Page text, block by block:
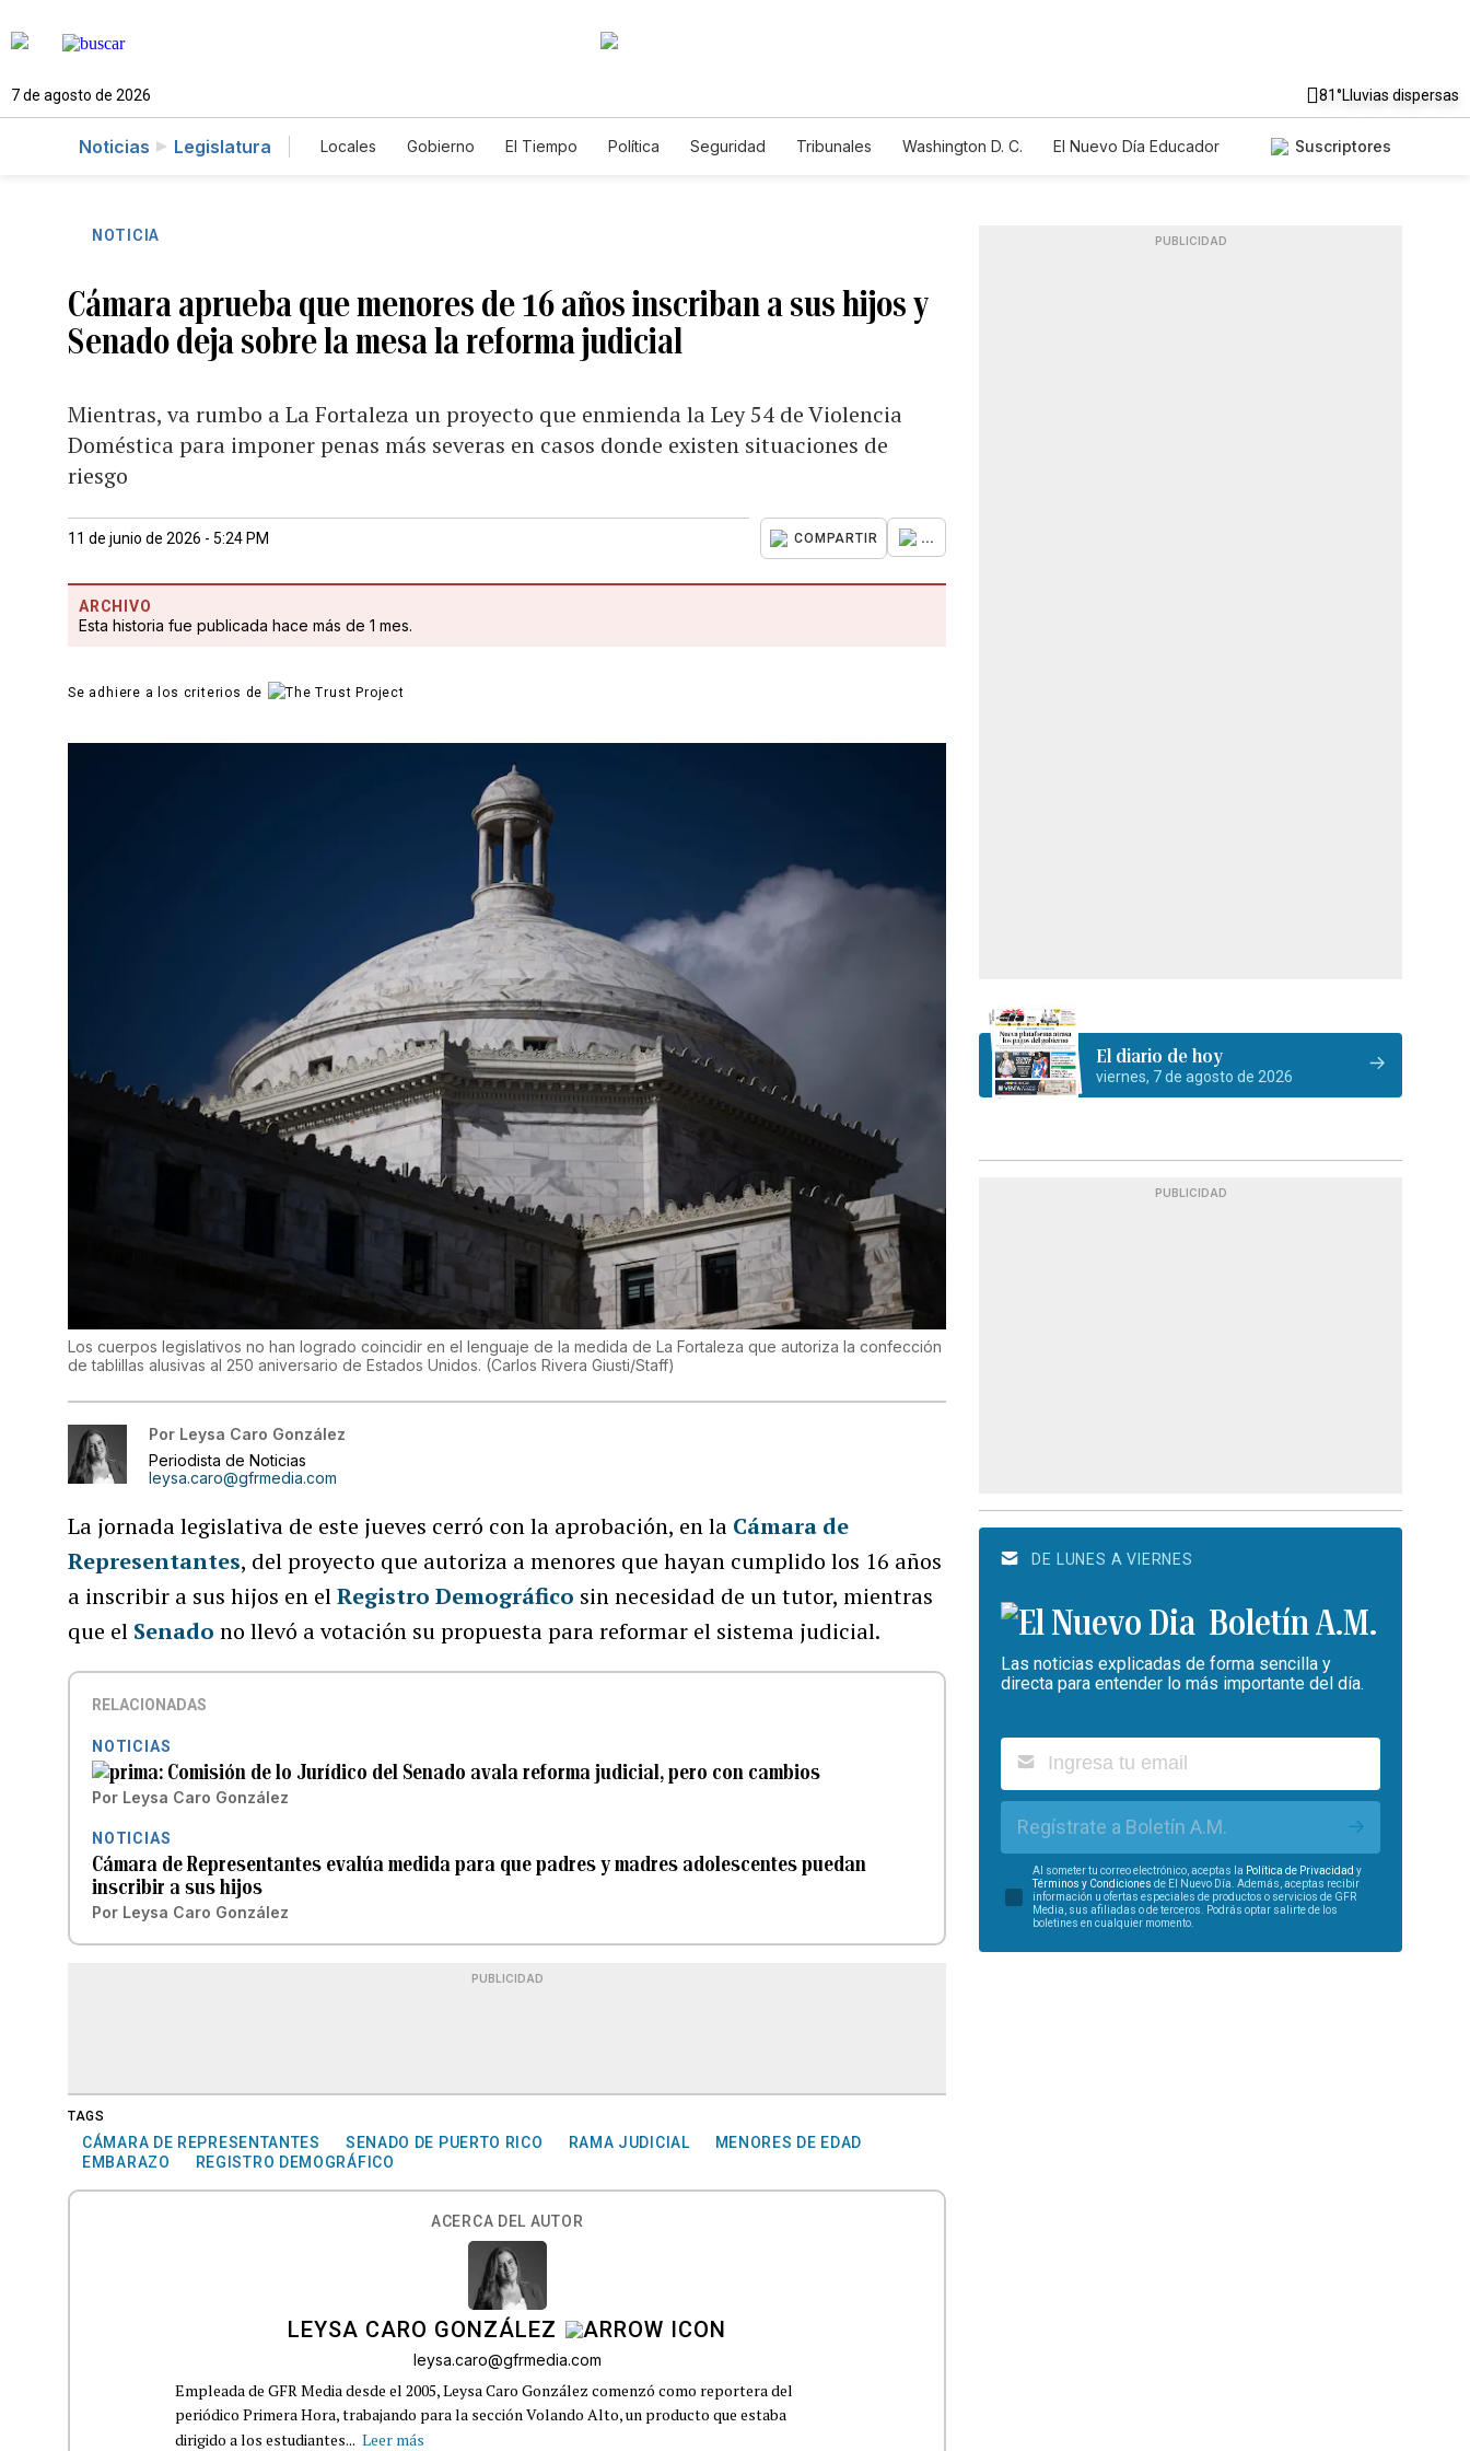
7 de agosto de 2026 81°Lluvias dispersas
Noticias Legislatura Locales Gobierno El Tiempo Política Seguridad Tribunales Washington D. C.
El Nuevo Día Educador
Suscriptores
NOTICIA
Cámara aprueba que menores de 16 años inscriban a sus hijos y
Senado deja sobre la mesa la reforma judicial
Mientras, va rumbo a La Fortaleza un proyecto que enmienda la Ley 54 de Violencia
Doméstica para imponer penas más severas en casos donde existen situaciones de
riesgo
11 de junio de 2026 - 5:24 PM COMPARTIR ...
ARCHIVO
Esta historia fue publicada hace más de 1 mes.
Se adhiere a los criterios de
Los cuerpos legislativos no han logrado coincidir en el lenguaje de la medida de La Fortaleza que autoriza la confección
de tablillas alusivas al 250 aniversario de Estados Unidos. (Carlos Rivera Giusti/Staff)
Por Leysa Caro González
Periodista de Noticias
leysa.caro@gfrmedia.com
La jornada legislativa de este jueves cerró con la aprobación, en la Cámara de
Representantes, del proyecto que autoriza a menores que hayan cumplido los 16 años
a inscribir a sus hijos en elRegistro Demográfico sin necesidad de un tutor, mientras
que el Senado no llevó a votación su propuesta para reformar el sistema judicial.
RELACIONADAS
NOTICIAS
Comisión de lo Jurídico del Senado avala reforma judicial, pero con cambios
Por Leysa Caro González
NOTICIAS
Cámara de Representantes evalúa medida para que padres y madres adolescentes puedan
inscribir a sus hijos
Por Leysa Caro González
PUBLICIDAD
TAGS
CÁMARA DE REPRESENTANTES SENADO DE PUERTO RICO RAMA JUDICIAL
MENORES DE EDAD
EMBARAZO
REGISTRO DEMOGRÁFICO
ACERCA DEL AUTOR
LEYSA CARO GONZÁLEZ
leysa.caro@gfrmedia.com
Empleada de GFR Media desde el 2005, Leysa Caro González comenzó como reportera del
periódico Primera Hora, trabajando para la sección Volando Alto, un producto que estaba
dirigido a los estudiantes... Leer más
PUBLICIDAD
El diario de hoy
viernes, 7 de agosto de 2026
PUBLICIDAD
DE LUNES A VIERNES
Boletín A.M.
Las noticias explicadas de forma sencilla y
directa para entender lo más importante del día.
Regístrate a Boletín A.M.
Al someter tu correo electrónico, aceptas la Política de Privacidad y
Términos y Condiciones de El Nuevo Día. Además, aceptas recibir
información u ofertas especiales de productos o servicios de GFR
Media, sus afiliadas o de terceros. Podrás optar salirte de los
boletines en cualquier momento.